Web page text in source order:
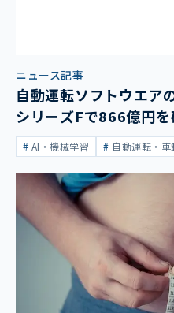
ニュース記事
自動運転ソフトウエ
シリーズFで866億円
などが顧客
AI・機械学習 自動運転・車